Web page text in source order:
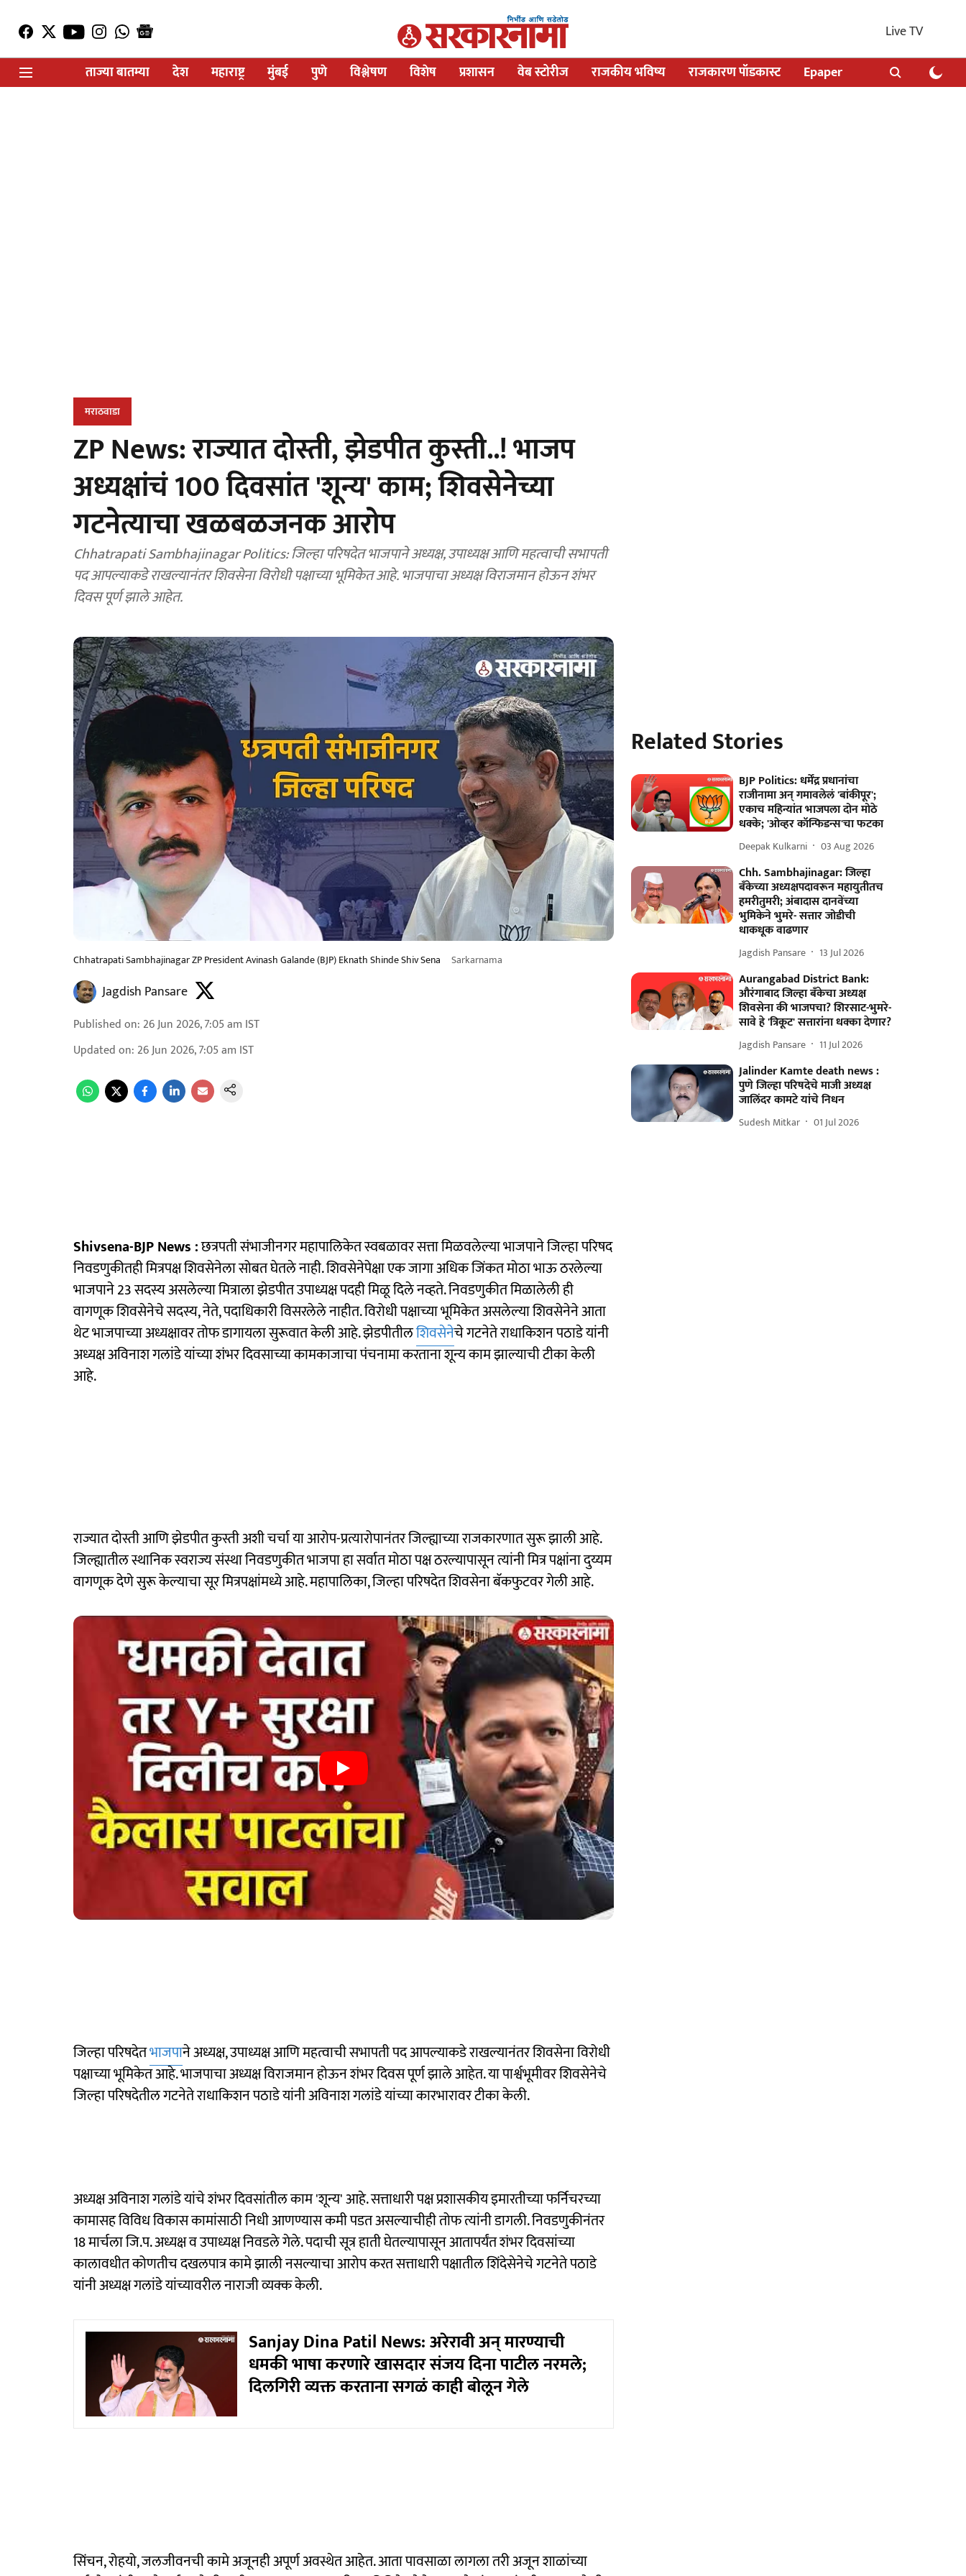
Live TV
ताज्या बातम्या
देश महाराष्ट्र मुंबई पुणे विश्लेषण विशेष प्रशासन वेब स्टोरीज राजकीय भविष्य राजकारण पॉडकास्ट Epaper
मराठवाडा
ZP News: राज्यात दोस्ती, झेडपीत कुस्ती..! भाजप
अध्यक्षांचं 100 दिवसांत 'शून्य' काम; शिवसेनेच्या
गटनेत्याचा खळबळजनक आरोप
Chhatrapati Sambhajinagar Politics: जिल्हा परिषदेत भाजपाने अध्यक्ष, उपाध्यक्ष आणि महत्वाची सभापती
पद आपल्याकडे राखल्यानंतर शिवसेना विरोधी पक्षाच्या भूमिकेत आहे. भाजपाचा अध्यक्ष विराजमान होऊन शंभर
दिवस पूर्ण झाले आहेत.
Chhatrapati Sambhajinagar ZP President Avinash Galande (BJP) Eknath Shinde Shiv Sena Sarkarnama
Jagdish Pansare
Published on: 26 Jun 2026, 7:05 am IST
Updated on: 26 Jun 2026, 7:05 am IST
Shivsena-BJP News :छत्रपती संभाजीनगर महापालिकेत स्वबळावर सत्ता मिळवलेल्या भाजपाने जिल्हा परिषद
निवडणुकीतही मित्रपक्ष शिवसेनेला सोबत घेतले नाही. शिवसेनेपेक्षा एक जागा अधिक जिंकत मोठा भाऊ ठरलेल्या
भाजपाने 23 सदस्य असलेल्या मित्राला झेडपीत उपाध्यक्ष पदही मिळू दिले नव्हते. निवडणुकीत मिळालेली ही
वागणूक शिवसेनेचे सदस्य, नेते, पदाधिकारी विसरलेले नाहीत. विरोधी पक्षाच्या भूमिकेत असलेल्या शिवसेनेने आता
थेट भाजपाच्या अध्यक्षावर तोफ डागायला सुरूवात केली आहे. झेडपीतीलशिवसेनेचे गटनेते राधाकिशन पठाडे यांनी
अध्यक्ष अविनाश गलांडे यांच्या शंभर दिवसाच्या कामकाजाचा पंचनामा करताना शून्य काम झाल्याची टीका केली
आहे.
राज्यात दोस्ती आणि झेडपीत कुस्ती अशी चर्चा या आरोप-प्रत्यारोपानंतर जिल्ह्याच्या राजकारणात सुरू झाली आहे.
जिल्ह्यातील स्थानिक स्वराज्य संस्था निवडणुकीत भाजपा हा सर्वात मोठा पक्ष ठरल्यापासून त्यांनी मित्र पक्षांना दुय्यम
वागणूक देणे सुरू केल्याचा सूर मित्रपक्षांमध्ये आहे. महापालिका, जिल्हा परिषदेत शिवसेना बॅकफुटवर गेली आहे.
जिल्हा परिषदेतभाजपाने अध्यक्ष, उपाध्यक्ष आणि महत्वाची सभापती पद आपल्याकडे राखल्यानंतर शिवसेना विरोधी
पक्षाच्या भूमिकेत आहे. भाजपाचा अध्यक्ष विराजमान होऊन शंभर दिवस पूर्ण झाले आहेत. या पार्श्वभूमीवर शिवसेनेचे
जिल्हा परिषदेतील गटनेते राधाकिशन पठाडे यांनी अविनाश गलांडे यांच्या कारभारावर टीका केली.
अध्यक्ष अविनाश गलांडे यांचे शंभर दिवसांतील काम 'शून्य' आहे. सत्ताधारी पक्ष प्रशासकीय इमारतीच्या फर्निचरच्या
कामासह विविध विकास कामांसाठी निधी आणण्यास कमी पडत असल्याचीही तोफ त्यांनी डागली. निवडणुकीनंतर
18 मार्चला जि.प. अध्यक्ष व उपाध्यक्ष निवडले गेले. पदाची सूत्र हाती घेतल्यापासून आतापर्यंत शंभर दिवसांच्या
कालावधीत कोणतीच दखलपात्र कामे झाली नसल्याचा आरोप करत सत्ताधारी पक्षातील शिंदेसेनेचे गटनेते पठाडे
यांनी अध्यक्ष गलांडे यांच्यावरील नाराजी व्यक्क केली.
Sanjay Dina Patil News: अरेरावी अन् मारण्याची
धमकी भाषा करणारे खासदार संजय दिना पाटील नरमले;
दिलगिरी व्यक्त करताना सगळं काही बोलून गेले
सिंचन, रोहयो, जलजीवनची कामे अजूनही अपूर्ण अवस्थेत आहेत. आता पावसाळा लागला तरी अजून शाळांच्या
Related Stories
BJP Politics: धर्मेंद्र प्रधानांचा
राजीनामा अन् गमावलेलं 'बांकीपूर';
एकाच महिन्यांत भाजपला दोन मोठे
धक्के; 'ओव्हर कॉन्फिडन्स'चा फटका
Deepak Kulkarni 03 Aug 2026
Chh. Sambhajinagar: जिल्हा
बॅंकेच्या अध्यक्षपदावरून महायुतीतच
हमरीतुमरी; अंबादास दानवेंच्या
भुमिकेने भुमरे- सत्तार जोडीची
धाकधूक वाढणार
Jagdish Pansare 13 Jul 2026
Aurangabad District Bank:
औरंगाबाद जिल्हा बँकेचा अध्यक्ष
शिवसेना की भाजपचा? शिरसाट-भुमरे-
सावे हे 'त्रिकूट' सत्तारांना धक्का देणार?
Jagdish Pansare 11 Jul 2026
Jalinder Kamte death news :
पुणे जिल्हा परिषदेचे माजी अध्यक्ष
जालिंदर कामटे यांचे निधन
Sudesh Mitkar 01 Jul 2026